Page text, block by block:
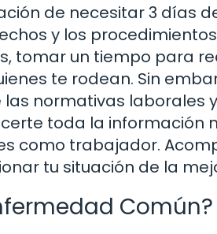
de necesitar 3 días
y los
tomar un tiempo para
te rodean. Sin
normativas laborales
toda la información
como trabajador.
tu situación de la
Común?